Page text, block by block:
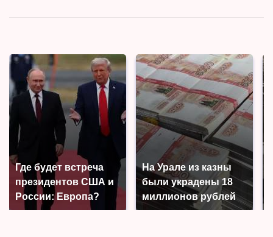
Где будет встреча
президентов США и
России: Европа?
На Урале из казны
были украдены 18
миллионов рублей